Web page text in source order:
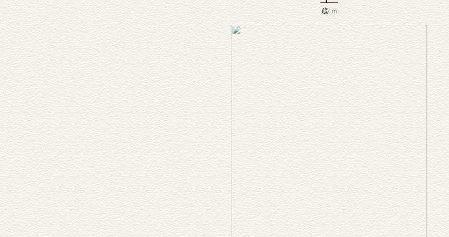
歳cm